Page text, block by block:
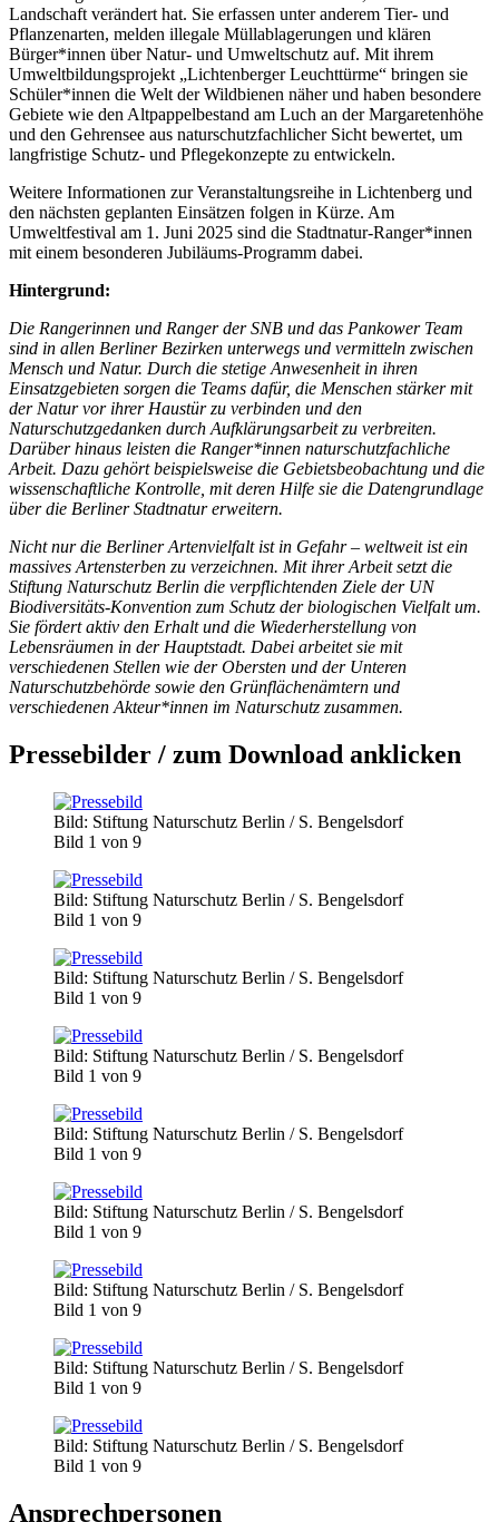
Landschaft verändert hat. Sie erfassen unter anderem Tier- und
Pflanzenarten, melden illegale Müllablagerungen und klären
Bürger*innen über Natur- und Umweltschutz auf. Mit ihrem
Umweltbildungsprojekt „Lichtenberger Leuchttürme“ bringen sie
Schüler*innen die Welt der Wildbienen näher und haben besondere
Gebiete wie den Altpappelbestand am Luch an der Margaretenhöhe
und den Gehrensee aus naturschutzfachlicher Sicht bewertet, um
langfristige Schutz- und Pflegekonzepte zu entwickeln.
Weitere Informationen zur Veranstaltungsreihe in Lichtenberg und
den nächsten geplanten Einsätzen folgen in Kürze. Am
Umweltfestival am 1. Juni 2025 sind die Stadtnatur-Ranger*innen
mit einem besonderen Jubiläums-Programm dabei.
Hintergrund:
Die Rangerinnen und Ranger der SNB und das Pankower Team
sind in allen Berliner Bezirken unterwegs und vermitteln zwischen
Mensch und Natur. Durch die stetige Anwesenheit in ihren
Einsatzgebieten sorgen die Teams dafür, die Menschen stärker mit
der Natur vor ihrer Haustür zu verbinden und den
Naturschutzgedanken durch Aufklärungsarbeit zu verbreiten.
Darüber hinaus leisten die Ranger*innen naturschutzfachliche
Arbeit. Dazu gehört beispielsweise die Gebietsbeobachtung und die
wissenschaftliche Kontrolle, mit deren Hilfe sie die Datengrundlage
über die Berliner Stadtnatur erweitern.
Nicht nur die Berliner Artenvielfalt ist in Gefahr – weltweit ist ein
massives Artensterben zu verzeichnen. Mit ihrer Arbeit setzt die
Stiftung Naturschutz Berlin die verpflichtenden Ziele der UN
Biodiversitäts-Konvention zum Schutz der biologischen Vielfalt um.
Sie fördert aktiv den Erhalt und die Wiederherstellung von
Lebensräumen in der Hauptstadt. Dabei arbeitet sie mit
verschiedenen Stellen wie der Obersten und der Unteren
Naturschutzbehörde sowie den Grünflächenämtern und
verschiedenen Akteur*innen im Naturschutz zusammen.
Pressebilder / zum Download anklicken
Bild: Stiftung Naturschutz Berlin / S. Bengelsdorf
Bild 1 von 9
Bild: Stiftung Naturschutz Berlin / S. Bengelsdorf
Bild 1 von 9
Bild: Stiftung Naturschutz Berlin / S. Bengelsdorf
Bild 1 von 9
Bild: Stiftung Naturschutz Berlin / S. Bengelsdorf
Bild 1 von 9
Bild: Stiftung Naturschutz Berlin / S. Bengelsdorf
Bild 1 von 9
Bild: Stiftung Naturschutz Berlin / S. Bengelsdorf
Bild 1 von 9
Bild: Stiftung Naturschutz Berlin / S. Bengelsdorf
Bild 1 von 9
Bild: Stiftung Naturschutz Berlin / S. Bengelsdorf
Bild 1 von 9
Bild: Stiftung Naturschutz Berlin / S. Bengelsdorf
Bild 1 von 9
Ansprechpersonen